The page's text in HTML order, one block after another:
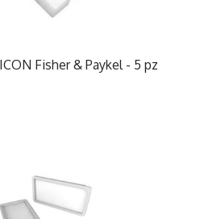
Fisher & Paykel - 5 pz